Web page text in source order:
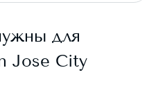
для
Jose City